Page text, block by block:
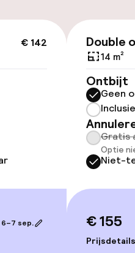
€ 142
6–7 sep.
Double
14 m²
Ontbijt
Geen
Gratis
Optie
Niet-
€ 155
Prijsdetails